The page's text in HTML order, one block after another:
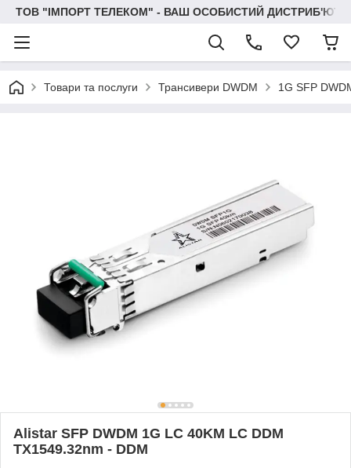
ТОВ "IМПОРТ ТЕЛЕКОМ" - ВАШ ОСОБИСТИЙ
Товари та послуги Трансивери DWDM 1G SFP
Alistar SFP DWDM 1G LC 40KM LC DDM
TX1549.32nm - DDM